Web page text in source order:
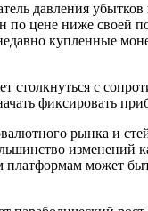
давления
по цене ниже своей
купленные
с
фиксировать
рынка и
изменений
платформам может